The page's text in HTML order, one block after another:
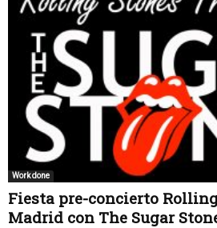
Work done
Fiesta pre-concierto
Madrid con The Sugar